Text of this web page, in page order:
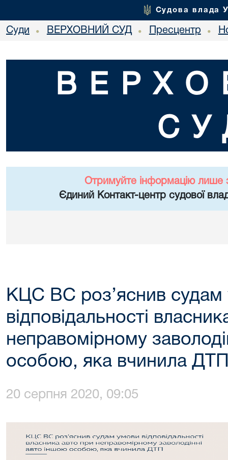
Судова влада
Суди • ВЕРХОВНИЙ СУД • Пресцентр •
Отримуйте інформацію лише
Єдиний Контакт-центр судової
КЦС ВС роз’яснив судам
відповідальності
неправомірному
особою, яка вчинила
20 серпня 2020, 09:05